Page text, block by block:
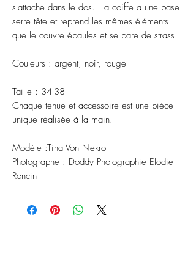
s'attache dans le dos. La coiffe a une base
serre tête et reprend les mêmes éléments
que le couvre épaules et se pare de strass.
Couleurs : argent, noir, rouge
Taille : 34-38
Chaque tenue et accessoire est une pièce
unique réalisée à la main.
Modèle :Tina Von Nekro
Photographe : Doddy Photographie Elodie
Roncin